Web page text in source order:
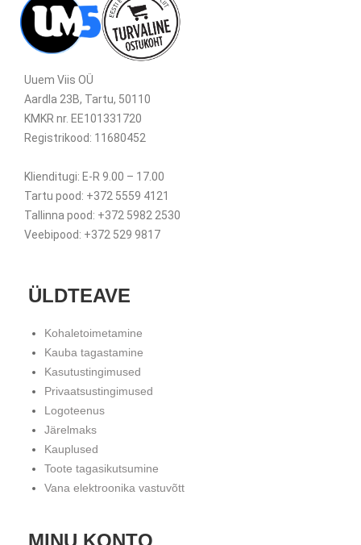
Uuem Viis OÜ
Aardla 23B, Tartu, 50110
KMKR nr. EE101331720
Registrikood: 11680452
Klienditugi: E-R 9.00 – 17.00
Tartu pood: +372 5559 4121
Tallinna pood: +372 5982 2530
Veebipood: +372 529 9817
ÜLDTEAVE
Kohaletoimetamine
Kauba tagastamine
Kasutustingimused
Privaatsustingimused
Logoteenus
Järelmaks
Kauplused
Toote tagasikutsumine
Vana elektroonika vastuvõtt
MINU KONTO